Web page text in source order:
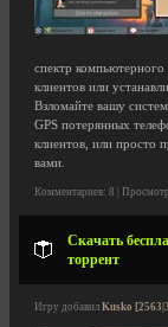
спектр
клиентов или
Взломайте вашу
GPS потерянных
клиентов, или просто
вами.
Комментариев: 8 |
Скачать
торрент
Игру добавил Kusko